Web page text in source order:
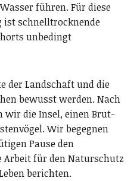
führen. Für diese
ist schnelltrocknende
unbedingt
der Landschaft und die
bewusst werden. Nach
die Insel, einen Brut-
Wir begegnen
Pause den
für den Naturschutz
berichten.